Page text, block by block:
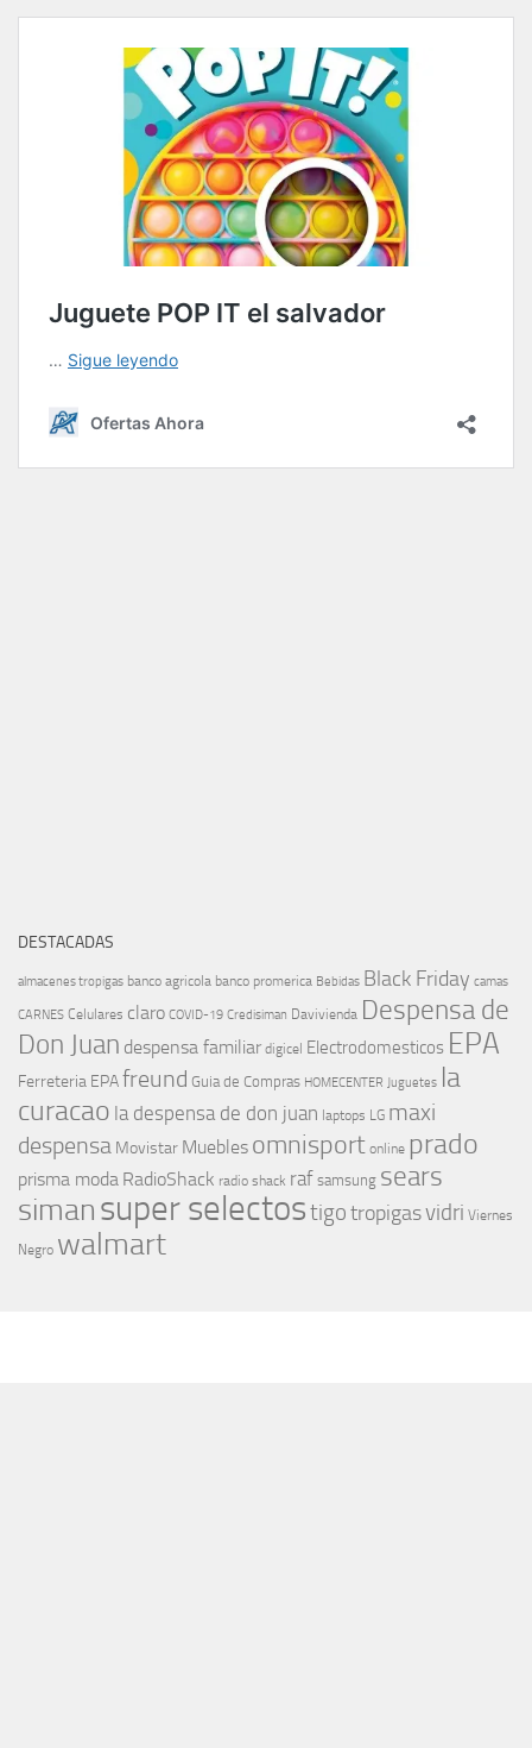
DESTACADAS
almacenes tropigas banco agricola banco promerica Bebidas Black Friday camas
CARNES Celulares claro COVID-19 Credisiman Davivienda Despensa de
Don Juan despensa familiar digicel Electrodomesticos EPA
Ferreteria EPAfreund Guia de Compras HOMECENTER Juguetes la
curacao la despensa de don juan laptops LG maxi
despensa Movistar Muebles omnisport online prado
prisma moda RadioShack radio shack raf samsung sears
simansuper selectostigotropigasvidri Viernes
Negro walmart